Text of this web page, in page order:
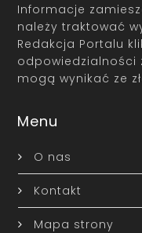
Informacje
należy traktować
Redakcja Portalu
odpowiedzialności
mogą wynikać ze
Menu
O nas
Kontakt
Mapa strony